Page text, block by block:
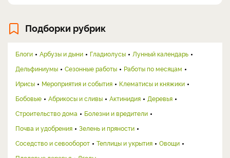
Подборки рубрик
Блоги Арбузы и дыни Гладиолусы
Лунный календарь
Дельфиниумы
Сезонные работы
Работы по месяцам
Ирисы
Мероприятия и события
Клематисы и княжики
Бобовые
Абрикосы и сливы Актинидия
Деревья
Строительство дома
Болезни и вредители
Почва и удобрения
Зелень и пряности
Соседство и севооборот
Теплицы и укрытия
Овощи